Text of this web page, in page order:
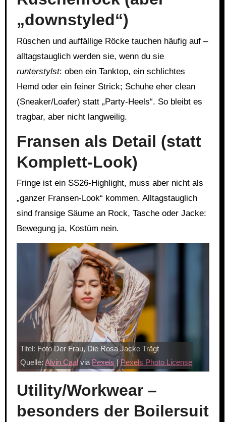
„downstyled“)
Rüschen und auffällige Röcke tauchen häufig auf –
alltagstauglich werden sie, wenn du sie
runterstylst: oben ein Tanktop, ein schlichtes
Hemd oder ein feiner Strick; Schuhe eher clean
(Sneaker/Loafer) statt „Party-Heels“. So bleibt es
tragbar, aber nicht langweilig.
Fransen als Detail (statt
Komplett-Look)
Fringe ist ein SS26-Highlight, muss aber nicht als
„ganzer Fransen-Look“ kommen. Alltagstauglich
sind fransige Säume an Rock, Tasche oder Jacke:
Bewegung ja, Kostüm nein.
Titel: Foto Der Frau, Die Rosa Jacke Trägt
Quelle: Alvin Caalvia Pexels |Pexels Photo License
Utility/Workwear –
besonders der Boilersuit